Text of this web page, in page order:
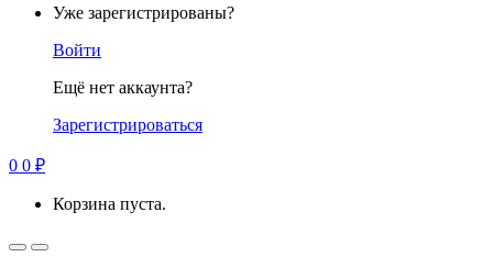
Уже зарегистрированы?
Войти
Ещё нет аккаунта?
Зарегистрироваться
0 0 ₽
Корзина пуста.